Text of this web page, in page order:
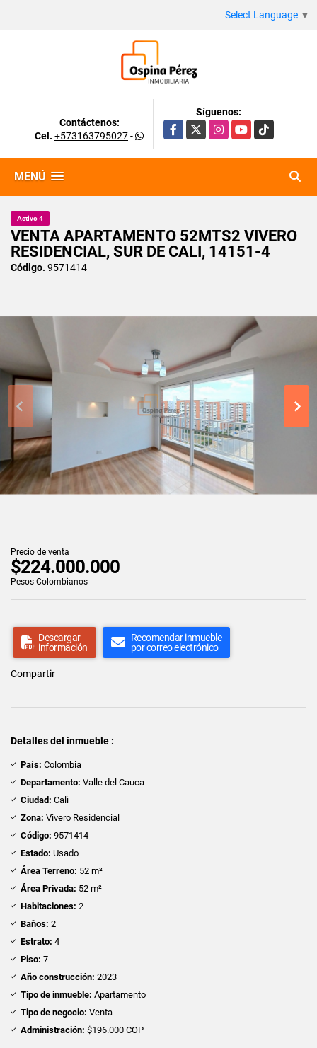
Select Language ▼
Contáctenos:
Cel. +573163795027-
Síguenos:
Facebook
X InstagramYouTubeTikTok
MENÚ
Activo 4
VENTA APARTAMENTO 52MTS2 VIVERO
RESIDENCIAL, SUR DE CALI, 14151-4
Código. 9571414
Precio de venta
$224.000.000
Pesos Colombianos
Descargar
información
Recomendar inmueble
por correo electrónico
Compartir
Detalles del inmueble :
País: Colombia
Departamento: Valle del Cauca
Ciudad: Cali
Zona: Vivero Residencial
Código: 9571414
Estado: Usado
Área Terreno: 52 m²
Área Privada: 52 m²
Habitaciones: 2
Baños: 2
Estrato: 4
Piso: 7
Año construcción: 2023
Tipo de inmueble: Apartamento
Tipo de negocio: Venta
Administración: $196.000 COP